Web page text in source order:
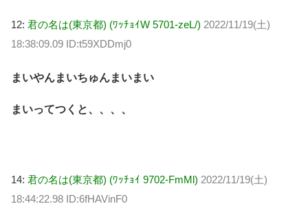
12: 君の名は(東京都) (ﾜｯﾁｮｲW 5701-zeL/) 2022/11/19(土)
18:38:09.09 ID:t59XDDmj0
まいやんまいちゅんまいまい
まいってつくと、、、、
14: 君の名は(東京都) (ﾜｯﾁｮｲ 9702-FmMl) 2022/11/19(土)
18:44:22.98 ID:6fHAVinF0